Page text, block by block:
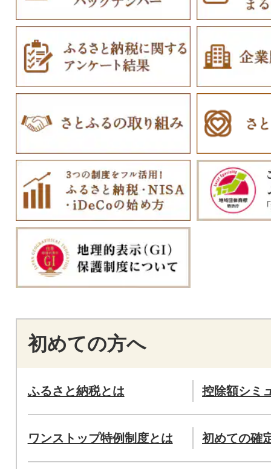
初めての方へ
ふるさと納税とは 控除額シミ
ワンストップ特例制度とは 初めての確